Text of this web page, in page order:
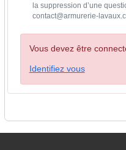
la suppression d’une
contact@armurerie-
Vous devez être
Identifiez vous